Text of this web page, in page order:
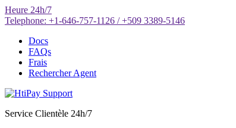
Aller
au
Heure 24h/7
Telephone: +1-646-757-1126 / +509 3389-5146
Docs
FAQs
Frais
Rechercher Agent
Service Clientèle 24h/7